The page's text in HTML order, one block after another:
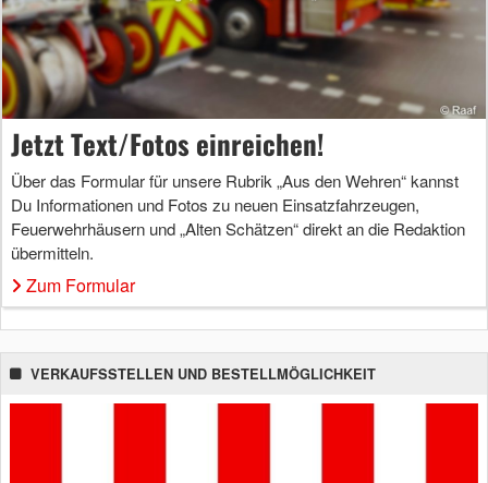
Jetzt Text/Fotos einreichen!
Über das Formular für unsere Rubrik „Aus den Wehren“ kannst
Du Informationen und Fotos zu neuen Einsatzfahrzeugen,
Feuerwehrhäusern und „Alten Schätzen“ direkt an die Redaktion
übermitteln.
Zum Formular
VERKAUFSSTELLEN UND BESTELLMÖGLICHKEIT